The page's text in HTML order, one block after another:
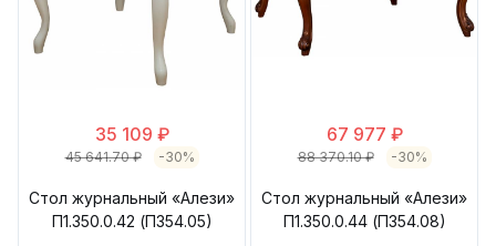
35 109 ₽
45 641.70 ₽ -30%
Стол журнальный «Алези»
П1.350.0.42 (П354.05)
67 977 ₽
88 370.10 ₽ -30%
Стол журнальный «Алези»
П1.350.0.44 (П354.08)